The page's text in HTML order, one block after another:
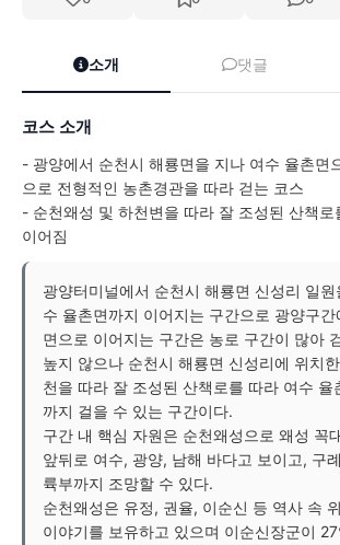
소개 댓글
코스 소개
- 광양에서 순천시 해룡면을 지나 여수 율촌면
으로 전형적인 농촌경관을 따라 걷는 코스
- 순천왜성 및 하천변을 따라 잘 조성된 산책로
이어짐
광양터미널에서 순천시 해룡면 신성리 일원
수 율촌면까지 이어지는 구간으로 광양구
면으로 이어지는 구간은 농로 구간이 많아
높지 않으나 순천시 해룡면 신성리에 위치
천을 따라 잘 조성된 산책로를 따라 여수 율
까지 걸을 수 있는 구간이다.
구간 내 핵심 자원은 순천왜성으로 왜성 꼭
앞뒤로 여수, 광양, 남해 바다고 보이고, 구
륙부까지 조망할 수 있다.
순천왜성은 유정, 권율, 이순신 등 역사 속
이야기를 보유하고 있으며 이순신장군이